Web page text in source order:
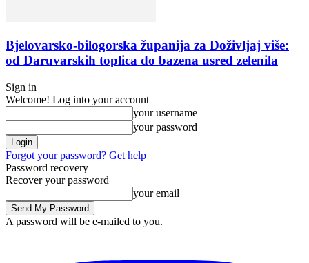
Bjelovarsko-bilogorska županija za Doživljaj više:
od Daruvarskih toplica do bazena usred zelenila
Sign in
Welcome! Log into your account
your username
your password
Forgot your password? Get help
Password recovery
Recover your password
your email
A password will be e-mailed to you.